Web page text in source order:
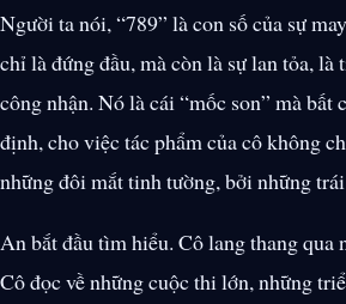
Người ta nói, “789” là con số của sự
chỉ là đứng đầu, mà còn là sự lan tỏa,
công nhận. Nó là cái “mốc son” mà
định, cho việc tác phẩm của cô không
những đôi mắt tinh tường, bởi những
An bắt đầu tìm hiểu. Cô lang thang qua
Cô đọc về những cuộc thi lớn, những